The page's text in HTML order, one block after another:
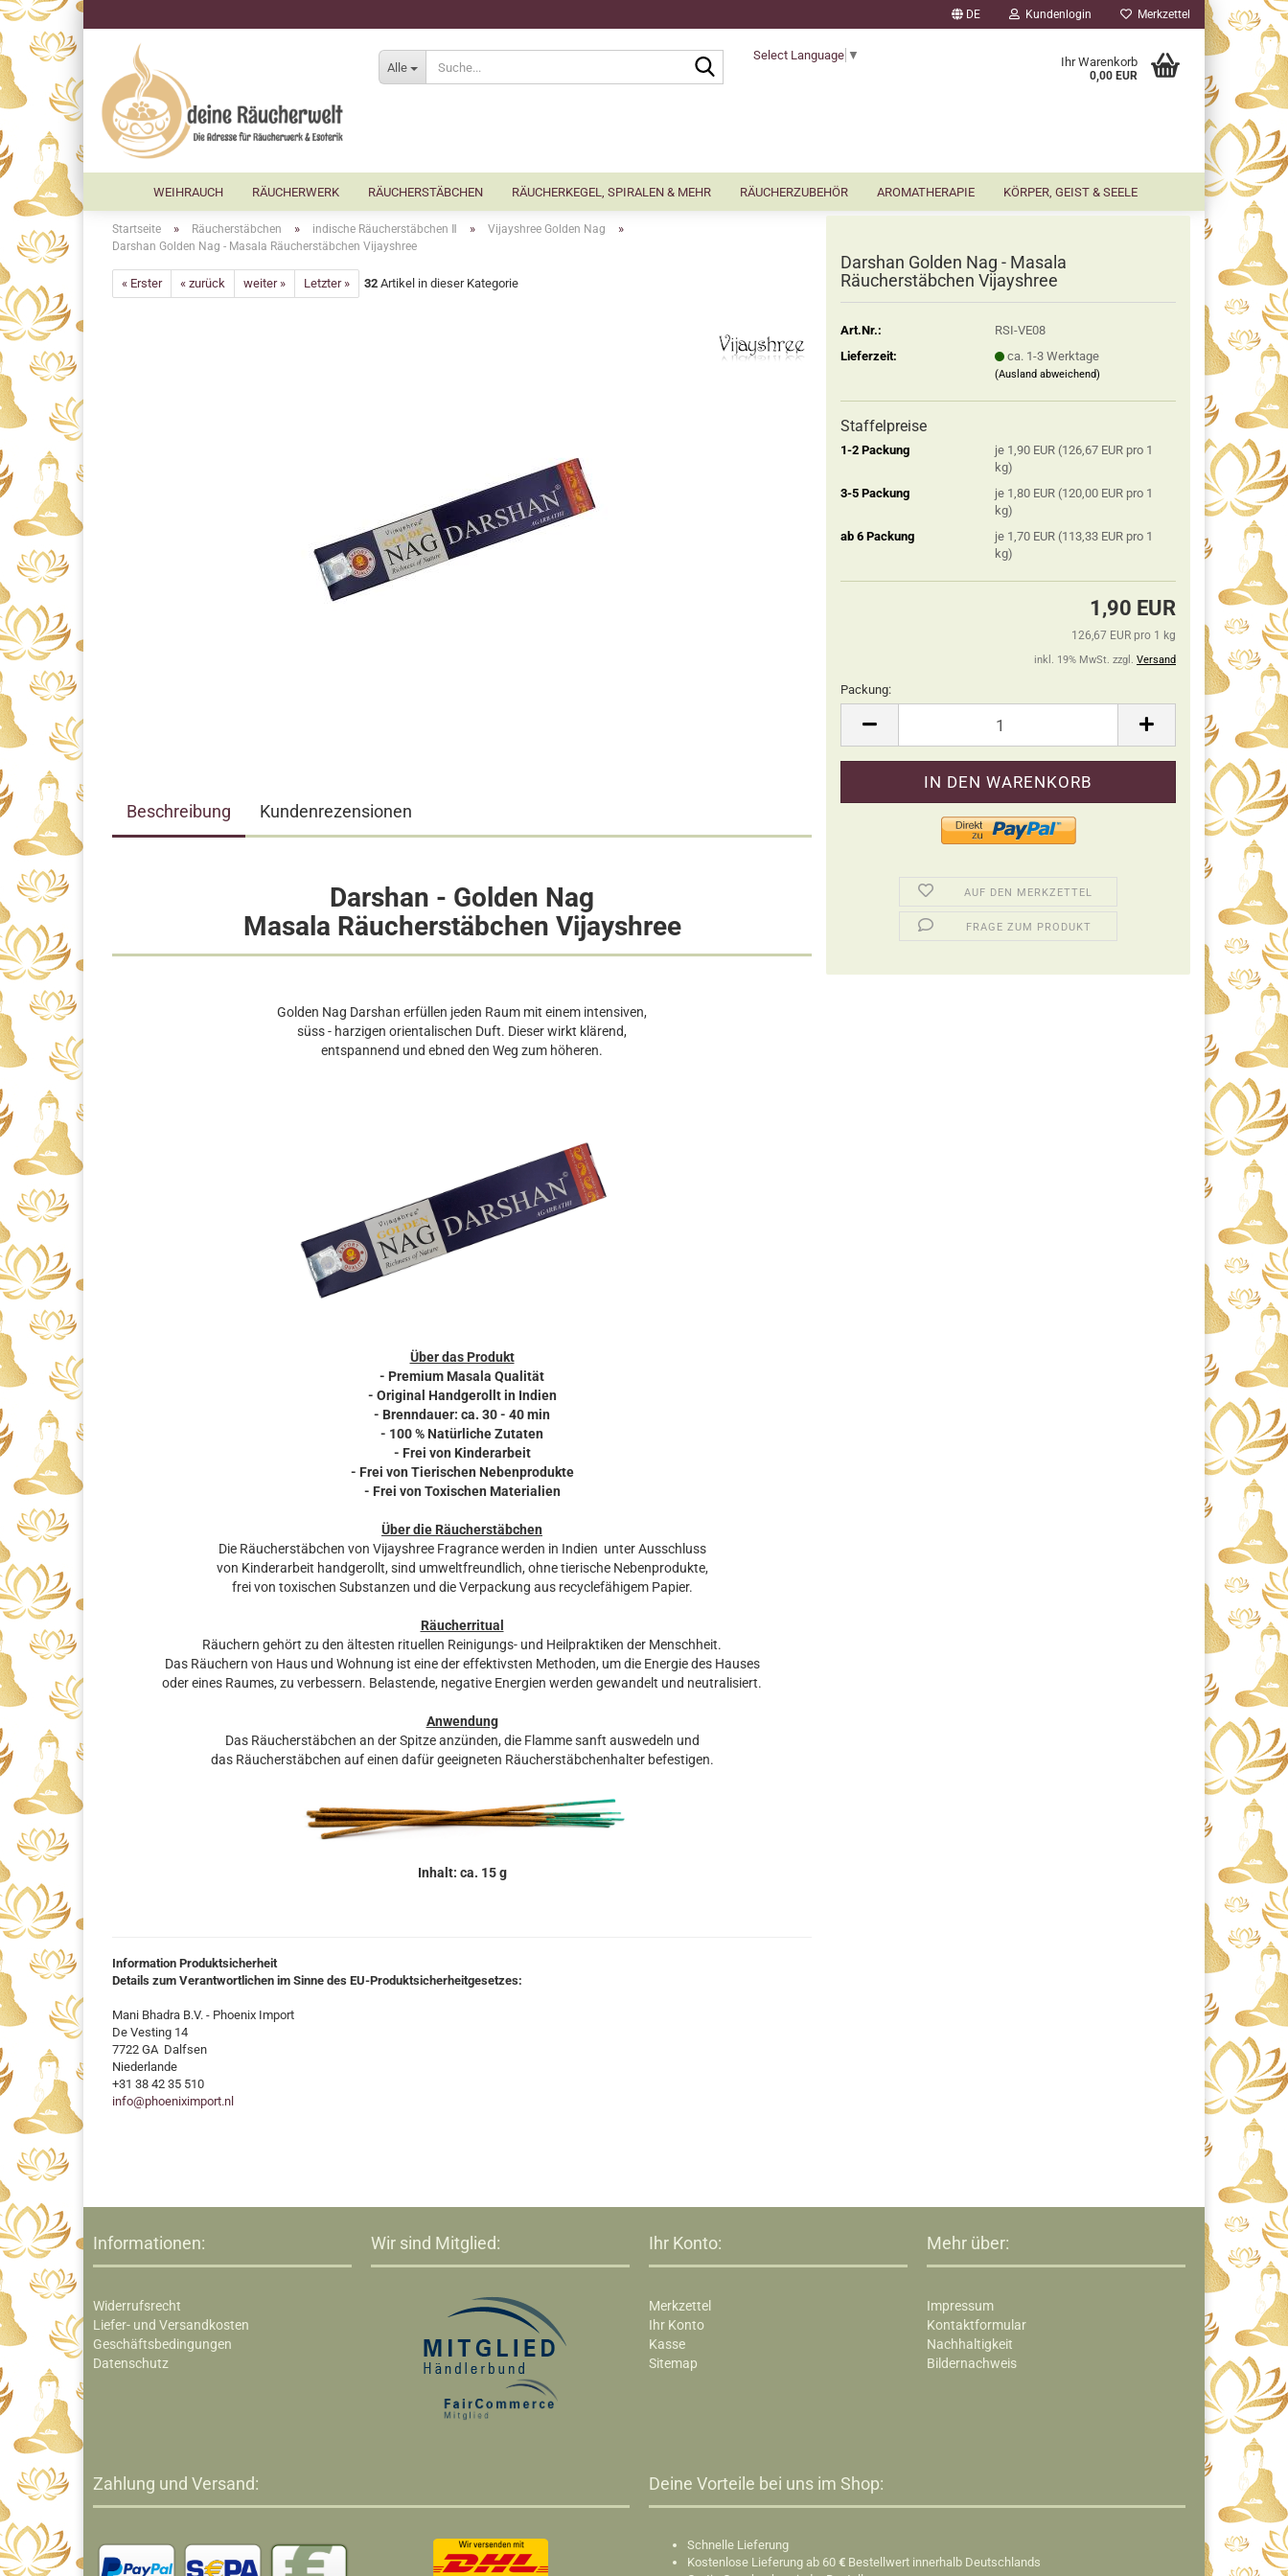
DE Kundenlogin Merkzettel
Alle
Suche...Select Language ▼ Ihr Warenkorb
0,00 EUR
WEIHRAUCH RÄUCHERWERK RÄUCHERSTÄBCHEN RÄUCHERKEGEL, SPIRALEN & MEHR RÄUCHERZUBEHÖR AROMATHERAPIE KÖRPER, GEIST & SEELE
Startseite » Räucherstäbchen » indische Räucherstäbchen Ⅱ » Vijayshree Golden Nag »
Darshan Golden Nag - Masala Räucherstäbchen Vijayshree
« Erster « zurück weiter » Letzter » 32 Artikel in dieser Kategorie
Darshan Golden Nag - Masala
Räucherstäbchen Vijayshree
Art.Nr.:
RSI-VE08
Lieferzeit:
ca. 1-3 Werktage
(Ausland abweichend)
Staffelpreise
1-2 Packung
je 1,90 EUR (126,67 EUR pro 1
kg)
3-5 Packung
je 1,80 EUR (120,00 EUR pro 1
kg)
ab 6 Packung
je 1,70 EUR (113,33 EUR pro 1
kg)
1,90 EUR
126,67 EUR pro 1 kg
inkl. 19% MwSt. zzgl. Versand
Packung:
Packung
AUF DEN MERKZETTEL
FRAGE ZUM PRODUKT
Beschreibung Kundenrezensionen
Darshan - Golden Nag
Masala Räucherstäbchen Vijayshree
Golden Nag Darshan erfüllen jeden Raum mit einem intensiven,
süss - harzigen orientalischen Duft. Dieser wirkt klärend,
entspannend und ebned den Weg zum höheren.
Über das Produkt
- Premium Masala Qualität
- Original Handgerollt in Indien
- Brenndauer: ca. 30 - 40 min
- 100 % Natürliche Zutaten
- Frei von Kinderarbeit
- Frei von Tierischen Nebenprodukte
- Frei von Toxischen Materialien
Über die Räucherstäbchen
Die Räucherstäbchen von Vijayshree Fragrance werden in Indien unter Ausschluss
von Kinderarbeit handgerollt, sind umweltfreundlich, ohne tierische Nebenprodukte,
frei von toxischen Substanzen und die Verpackung aus recyclefähigem Papier.
Räucherritual
Räuchern gehört zu den ältesten rituellen Reinigungs- und Heilpraktiken der Menschheit.
Das Räuchern von Haus und Wohnung ist eine der effektivsten Methoden, um die Energie des Hauses
oder eines Raumes, zu verbessern. Belastende, negative Energien werden gewandelt und neutralisiert.
Anwendung
Das Räucherstäbchen an der Spitze anzünden, die Flamme sanft auswedeln und
das Räucherstäbchen auf einen dafür geeigneten Räucherstäbchenhalter befestigen.
Inhalt: ca. 15 g
Information Produktsicherheit
Details zum Verantwortlichen im Sinne des EU-Produktsicherheitgesetzes:
Mani Bhadra B.V. - Phoenix Import
De Vesting 14
7722 GA Dalfsen
Niederlande
+31 38 42 35 510
info@phoeniximport.nl
Informationen:
Widerrufsrecht
Liefer- und Versandkosten
Geschäftsbedingungen
Datenschutz
Wir sind Mitglied: Ihr Konto:
Merkzettel
Ihr Konto
Kasse
Sitemap
Mehr über:
Impressum
Kontaktformular
Nachhaltigkeit
Bildernachweis
Zahlung und Versand: Deine Vorteile bei uns im Shop:​
Schnelle Lieferung
Kostenlose Lieferung ab 60 € Bestellwert innerhalb Deutschlands